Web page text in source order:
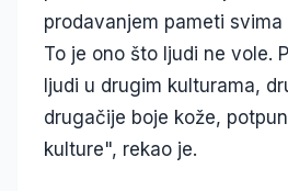
prodavanjem pameti
To je ono što ljudi ne vole.
ljudi u drugim kulturama,
drugačije boje kože,
kulture", rekao je.